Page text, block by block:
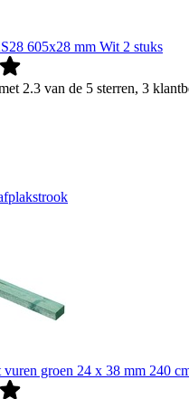
605x28 mm Wit 2 stuks
2.3 van de 5 sterren, 3
vuren groen 24 x 38 mm 240